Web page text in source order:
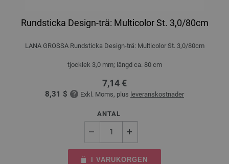
Rundsticka Design-trä: Multicolor St. 3,0/80cm
LANA GROSSA Rundsticka Design-trä: Multicolor St. 3,0/80cm
tjocklek 3,0 mm; längd ca. 80 cm
7,14 €
8,31 $ Exkl. Moms, plus leveranskostnader
ANTAL
I VARUKORGEN